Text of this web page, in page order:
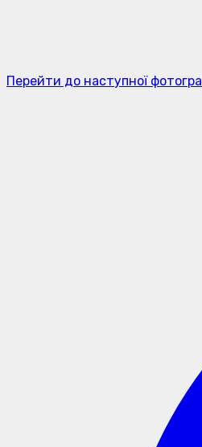
Перейти до наступної